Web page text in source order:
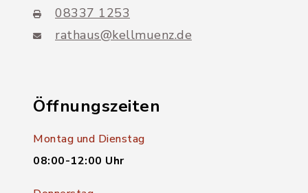
08337 1253
rathaus@kellmuenz.de
Öffnungszeiten
Montag und Dienstag
08:00-12:00 Uhr